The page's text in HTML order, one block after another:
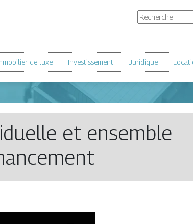
de luxe Investissement Juridique
et ensemble